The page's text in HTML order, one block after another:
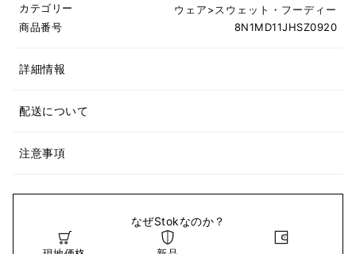
カテゴリー
ウェア>スウェット・フーディー
商品番号
8N1MD11JHSZ0920
詳細情報
配送について
注意事項
なぜStokなのか？